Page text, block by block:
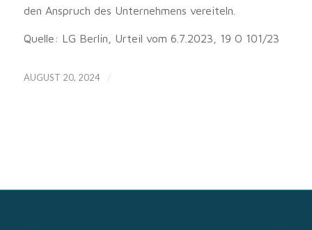
den Anspruch des Unternehmens vereiteln.
Quelle: LG Berlin, Urteil vom 6.7.2023, 19 O 101/23
AUGUST 20, 2024 /